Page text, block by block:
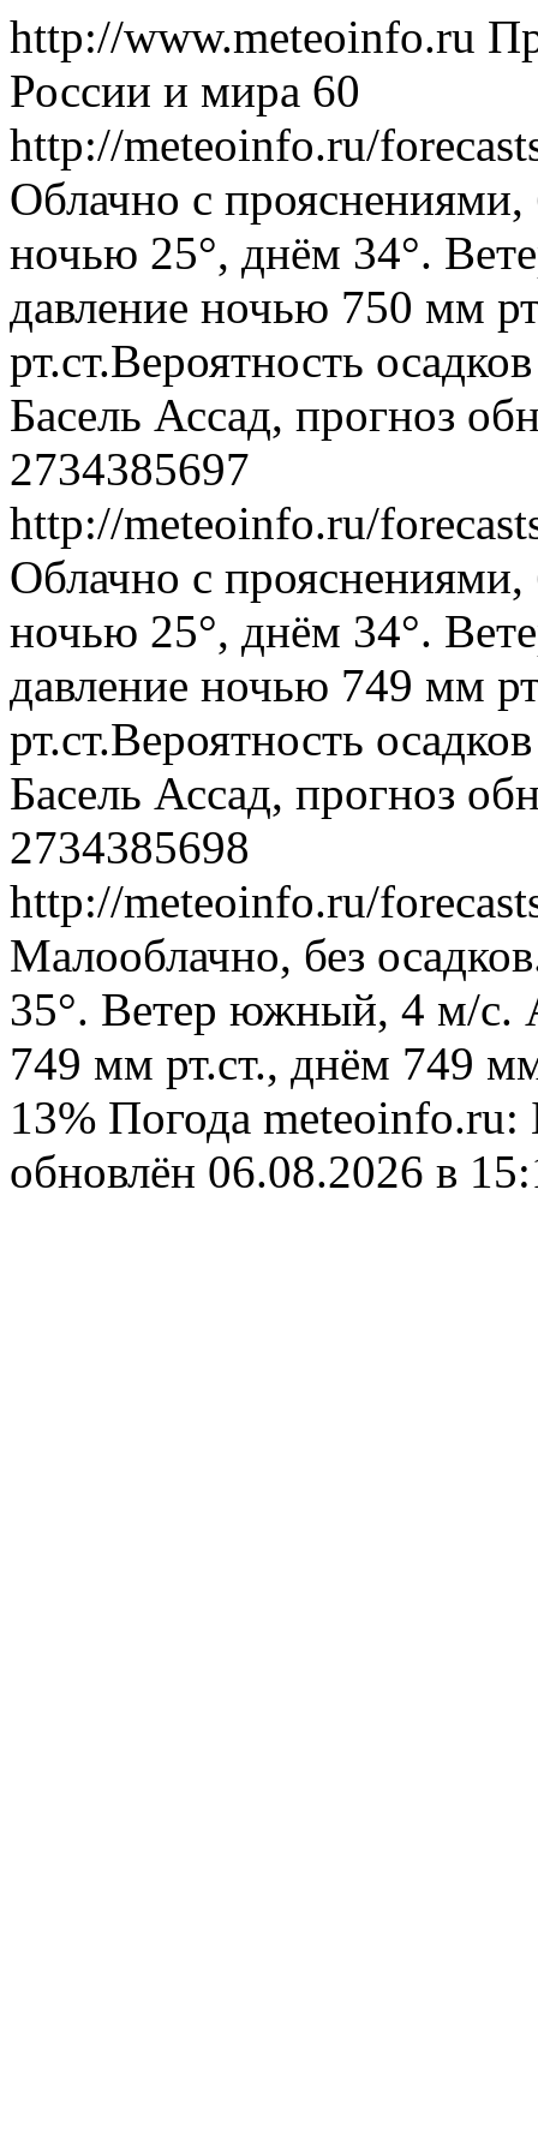
http://www.meteoinfo.ru
России и мира 60
http://meteoinfo.ru/
Облачно с прояснениями,
ночью 25°, днём 34°.
давление ночью 750 мм
рт.ст.Вероятность
Басель Ассад, прогноз
2734385697
http://meteoinfo.ru/
Облачно с прояснениями,
ночью 25°, днём 34°.
давление ночью 749 мм
рт.ст.Вероятность
Басель Ассад, прогноз
2734385698
http://meteoinfo.ru/
Малооблачно, без
35°. Ветер южный, 4 м/с.
749 мм рт.ст., днём 749
13% Погода meteoinfo.ru:
обновлён 06.08.2026 в